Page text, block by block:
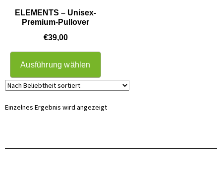
ELEMENTS – Unisex-
Premium-Pullover
€39,00
Ausführung wählen
Einzelnes Ergebnis wird angezeigt